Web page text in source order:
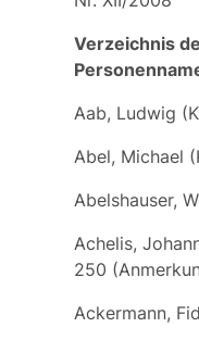
Verzeichnis
Aab, Ludwig
Abel, Michael
Abelshauser,
Achelis,
250
Ackermann,